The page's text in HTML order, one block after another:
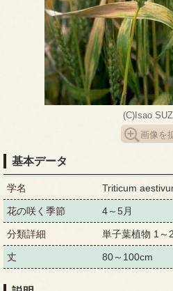
(C)Isao
画像を
基本データ
学名 Triticum
花の咲く季節 4～5月
分類詳細 単子葉植物 1～
丈 80～100cm